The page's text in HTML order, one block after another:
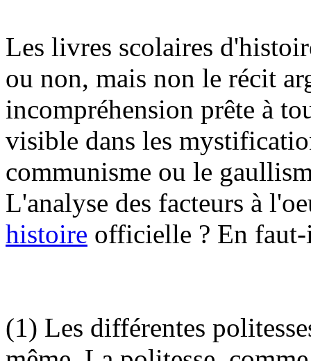
Les livres scolaires
ou non, mais non le récit
incompréhension prête à
visible dans les
communisme ou le
L'analyse des facteurs à
histoire officielle ? En faut-
(1) Les différentes